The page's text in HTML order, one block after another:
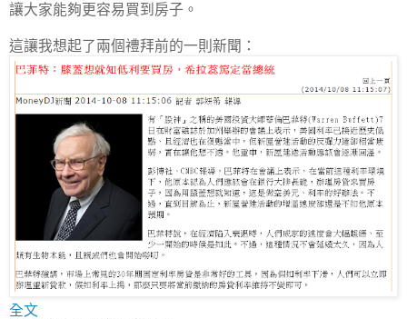
讓大家能夠更容易買到房子。
這讓我想起了兩個禮拜前的一則新聞：
全文